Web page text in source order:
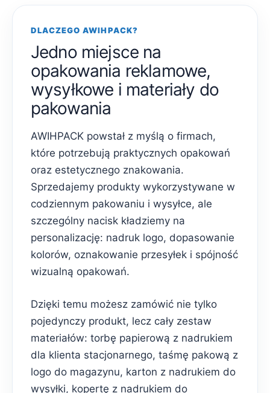
DLACZEGO AWIHPACK?
Jedno miejsce na
opakowania reklamowe,
wysyłkowe i materiały do
pakowania
AWIHPACK powstał z myślą o firmach,
które potrzebują praktycznych opakowań
oraz estetycznego znakowania.
Sprzedajemy produkty wykorzystywane w
codziennym pakowaniu i wysyłce, ale
szczególny nacisk kładziemy na
personalizację: nadruk logo, dopasowanie
kolorów, oznakowanie przesyłek i spójność
wizualną opakowań.
Dzięki temu możesz zamówić nie tylko
pojedynczy produkt, lecz cały zestaw
materiałów: torbę papierową z nadrukiem
dla klienta stacjonarnego, taśmę pakową z
logo do magazynu, karton z nadrukiem do
wysyłki, kopertę z nadrukiem do